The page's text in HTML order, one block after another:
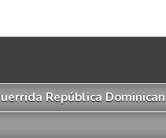
República